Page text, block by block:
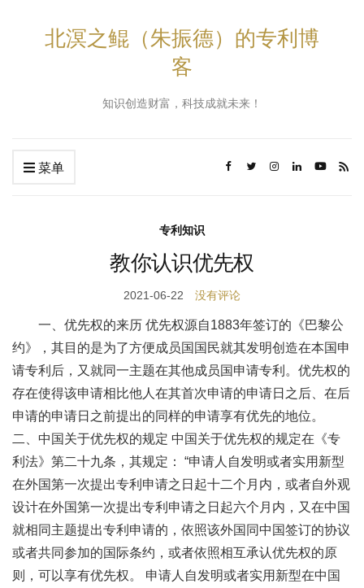
北溟之鲲（朱振德）的专利博
客
知识创造财富，科技成就未来！
菜单
专利知识
教你认识优先权
2021-06-22 没有评论
一、优先权的来历 优先权源自1883年签订的《巴黎公
约》，其目的是为了方便成员国国民就其发明创造在本国申
请专利后，又就同一主题在其他成员国申请专利。优先权的
存在使得该申请相比他人在其首次申请的申请日之后、在后
申请的申请日之前提出的同样的申请享有优先的地位。
二、中国关于优先权的规定 中国关于优先权的规定在《专
利法》第二十九条，其规定： “申请人自发明或者实用新型
在外国第一次提出专利申请之日起十二个月内，或者自外观
设计在外国第一次提出专利申请之日起六个月内，又在中国
就相同主题提出专利申请的，依照该外国同中国签订的协议
或者共同参加的国际条约，或者依照相互承认优先权的原
则，可以享有优先权。 申请人自发明或者实用新型在中国